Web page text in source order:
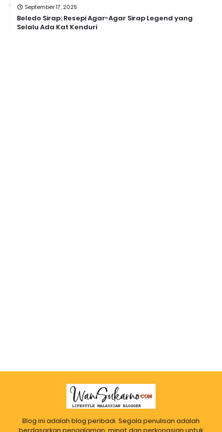
September 17, 2025
Beledo Sirap: Resepi Agar-Agar Sirap Legend yang
Selalu Ada Kat Kenduri
Blog ini adalah blog peribadi. Segala penulisan adalah